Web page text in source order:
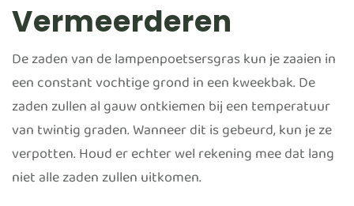
Vermeerderen
De zaden van de lampenpoetsersgras kun je zaaien in
een constant vochtige grond in een kweekbak. De
zaden zullen al gauw ontkiemen bij een temperatuur
van twintig graden. Wanneer dit is gebeurd, kun je ze
verpotten. Houd er echter wel rekening mee dat lang
niet alle zaden zullen uitkomen.